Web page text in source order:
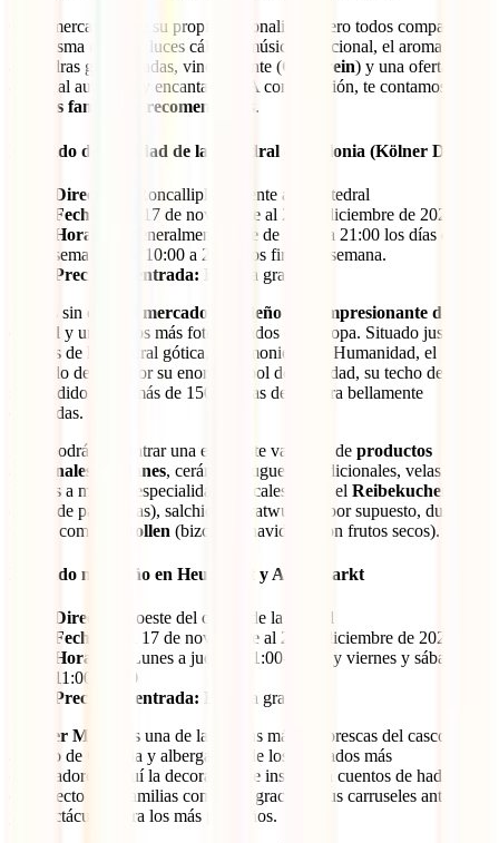
Cada mercado tiene su propia personalidad, pero todos comparten
una misma esencia: luces cálidas, música tradicional, el aroma a
almendras garrapiñadas, vino caliente (Glühwein) y una oferta
artesanal auténtica y encantadora. A continuación, te contamos sobre
más famosos y recomendados .
Mercado de Navidad de la Catedral de Colonia (Kölner Dom)
Dirección:
Roncalliplatz, frente a la Catedral
Fechas: d
el 17 de noviembre al 23 de diciembre de 2025.
Horarios:
generalmente abre de 11:00 a 21:00 los días de
semana y de 10:00 a 22:00 los fines de semana.
Precios de entrada: Entrada gratuita
Este es sin duda
el mercado navideño más impresionante de la
ciudad y uno de los más fotografiados de Europa. Situado justo a
los pies de la catedral gótica, Patrimonio de la Humanidad, el
mercado destaca por su enorme árbol de Navidad, su techo de luces
suspendido y sus más de 150 casetas de madera bellamente
decoradas.
Aquí podrás encontrar una excelente variedad de productos
artesanales alemanes, cerámica, juguetes tradicionales, velas
talladas a mano y especialidades locales como el Reibekuchen
(tortas de papa fritas), salchichas bratwurst y, por supuesto, dulces
típicos como el
Stollen (bizcocho navideño con frutos secos).
Mercado navideño en Heumarkt y Alter Markt
Dirección: oeste del centro de la ciudad
Fechas:
del 17 de noviembre al 23 de diciembre de 2025
Horarios:
Lunes a jueves: 11:00-21:00 y viernes y sábado:
11:00-22:00
Precios de entrada: Entrada gratuita
Alter Markt
es una de las plazas más pintorescas del casco
antiguo de Colonia y alberga uno de los mercados más
encantadores. Aquí la decoración se inspira en cuentos de hadas, y
es perfecto para familias con niños gracias a sus carruseles antiguos
y espectáculos para los más pequeños.